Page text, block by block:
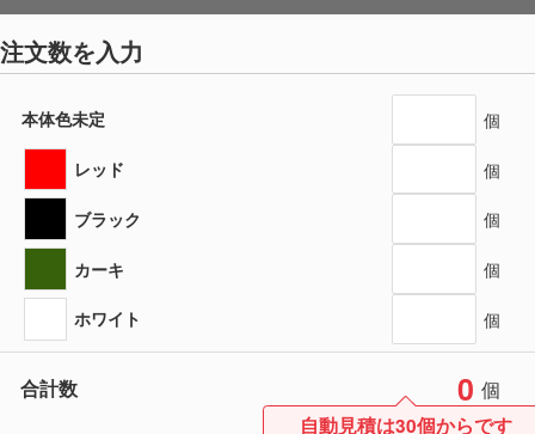
注文数を入力
本体色未定 個
レッド 個
ブラック 個
カーキ 個
ホワイト 個
合計数 0 個
自動見積は30個からです